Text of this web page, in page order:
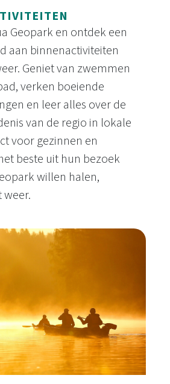
Geopark en ontdek een
aan binnenactiviteiten
Geniet van zwemmen
verken boeiende
en leer alles over de
van de regio in lokale
voor gezinnen en
beste uit hun bezoek
willen halen,